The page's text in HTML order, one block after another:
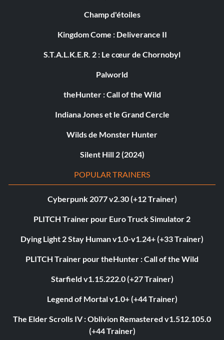
Champ d'étoiles
Kingdom Come : Deliverance II
S.T.A.L.K.E.R. 2 : Le cœur de Chornobyl
Palworld
theHunter : Call of the Wild
Indiana Jones et le Grand Cercle
Wilds de Monster Hunter
Silent Hill 2 (2024)
POPULAR TRAINERS
Cyberpunk 2077 v2.30 (+12 Trainer)
PLITCH Trainer pour Euro Truck Simulator 2
Dying Light 2 Stay Human v1.0-v1.24+ (+33 Trainer)
PLITCH Trainer pour theHunter : Call of the Wild
Starfield v1.15.222.0 (+27 Trainer)
Legend of Mortal v1.0+ (+44 Trainer)
The Elder Scrolls IV : Oblivion Remastered v1.512.105.0
(+44 Trainer)